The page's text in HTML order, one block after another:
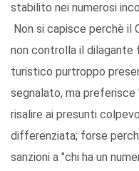
stabilito nei numerosi
Non si capisce perchè il
non controlla il dilagante
turistico purtroppo
segnalato, ma
risalire ai presunti
differenziata; forse
sanzioni a "chi ha un